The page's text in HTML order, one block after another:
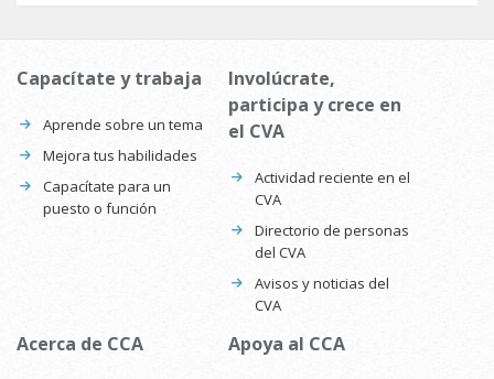
Capacítate y trabaja
Aprende sobre un tema
Mejora tus habilidades
Capacítate para un
puesto o función
Involúcrate,
participa y crece en
el CVA
Actividad reciente en el
CVA
Directorio de personas
del CVA
Avisos y noticias del
CVA
Acerca de CCA Apoya al CCA